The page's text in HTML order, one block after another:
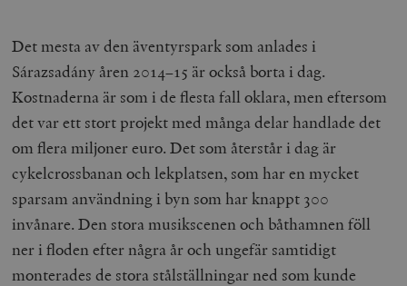
Det mesta av den äventyrspark som anlades i
Sárazsadány åren 2014–15 är också borta i dag.
Kostnaderna är som i de flesta fall oklara, men eftersom
det var ett stort projekt med många delar handlade det
om flera miljoner euro. Det som återstår i dag är
cykelcrossbanan och lekplatsen, som har en mycket
sparsam användning i byn som har knappt 300
invånare. Den stora musikscenen och båthamnen föll
ner i floden efter några år och ungefär samtidigt
monterades de stora stålställningar ned som kunde